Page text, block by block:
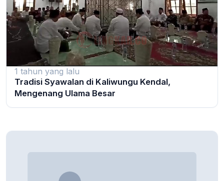
1 tahun yang lalu
Tradisi Syawalan di Kaliwungu Kendal,
Mengenang Ulama Besar